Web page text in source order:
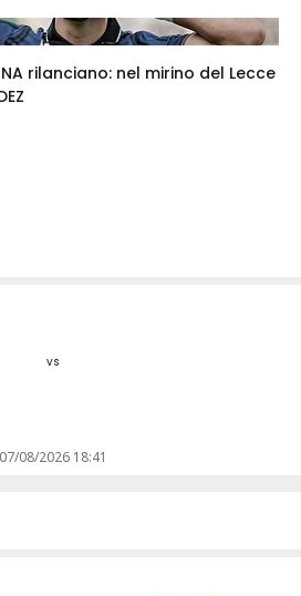
rilanciano: nel mirino del Lecce
vs
07/08/2026 18:41